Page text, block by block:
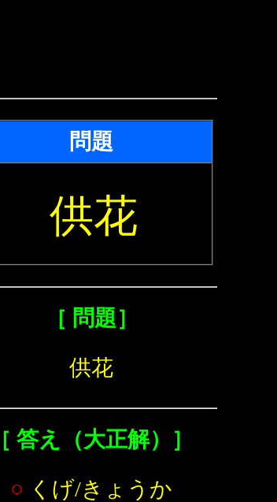
問題
供花
［ 問題］
供花
［ 答え（大正解）］
○ くげ/きょうか